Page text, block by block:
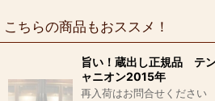
こちらの商品もおススメ！
旨い！蔵出し正規品 テ
ャニオン2015年
再入荷はお問合せください